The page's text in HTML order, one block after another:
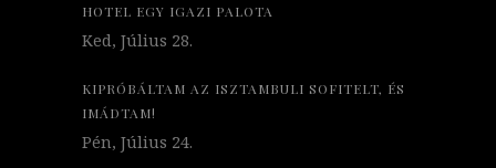
HOTEL EGY IGAZI PALOTA
Ked, Július 28.
KIPRÓBÁLTAM AZ ISZTAMBULI SOFITELT, ÉS
IMÁDTAM!
Pén, Július 24.